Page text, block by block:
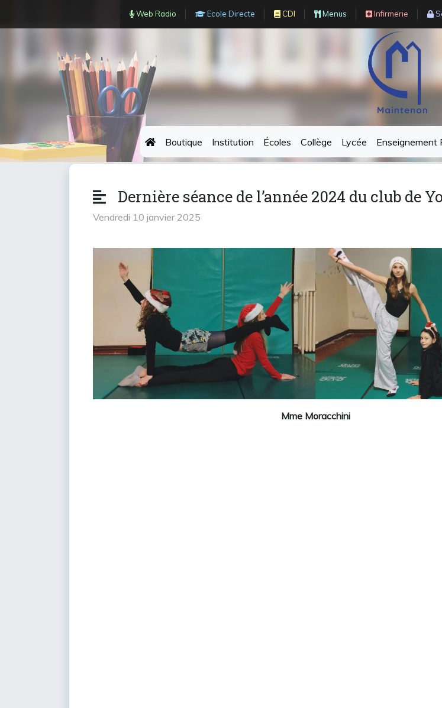
Web Radio Ecole Directe CDI Menus Infirmerie
Boutique Institution Écoles Collège Lycée Enseignement
Dernière séance de l’année 2024 du club de
vendredi 10 janvier 2025
Mme Moracchini